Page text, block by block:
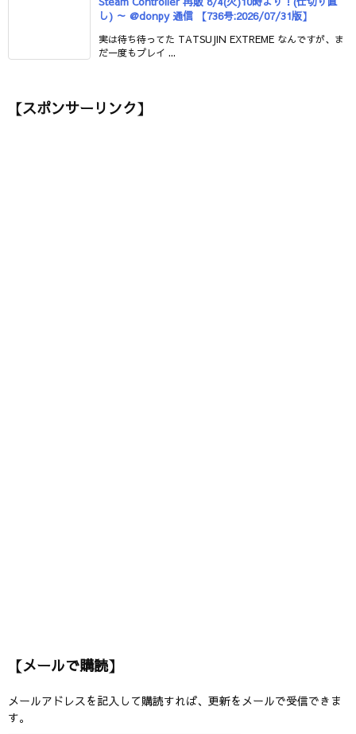
し) ～ @donpy 通信 【736号:2026/07/31版】
実は待ち待ってた TATSUJIN EXTREME なんですが、ま
だ一度もプレイ ...
【スポンサーリンク】
【メールで購読】
メールアドレスを記入して購読すれば、更新をメールで受信できま
す。